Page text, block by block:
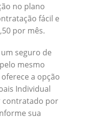
no plano
fácil e
por mês.
seguro de
mesmo
a opção
Individual
contratado por
sua